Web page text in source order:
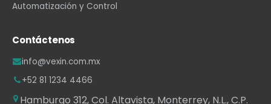
Automatización y Control
Contáctenos
info@vexin.com.mx
+52 81 1234 4466
Hamburgo 312, Col. Altavista, Monterrey, N.L., C.P.